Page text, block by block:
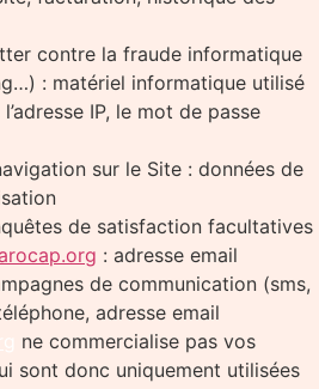
contre la fraude informatique
: matériel informatique utilisé
IP, le mot de passe
sur le Site : données de
de satisfaction facultatives
: adresse email
de communication (sms,
adresse email
ne commercialise pas vos
sont donc uniquement utilisées